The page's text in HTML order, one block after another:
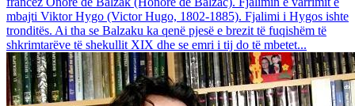
mbajti Viktor Hygo (Victor Hugo, 1802-1885). Fjalimi i Hygos ishte
tronditës. Ai tha se Balzaku ka qenë pjesë e brezit të fuqishëm të
shkrimtarëve të shekullit XIX dhe se emri i tij do të mbetet...